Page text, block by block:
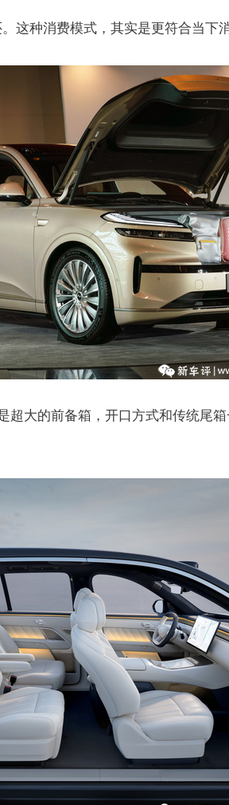
这种消费模式，其实是更符合当下
大的前备箱，开口方式和传统尾